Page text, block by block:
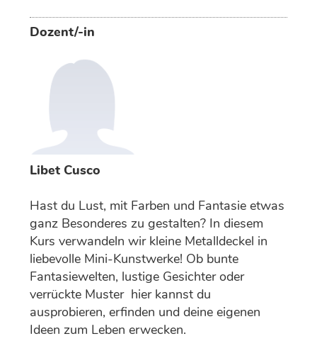
Dozent/-in
Libet Cusco
Hast du Lust, mit Farben und Fantasie etwas
ganz Besonderes zu gestalten? In diesem
Kurs verwandeln wir kleine Metalldeckel in
liebevolle Mini-Kunstwerke! Ob bunte
Fantasiewelten, lustige Gesichter oder
verrückte Muster ­ hier kannst du
ausprobieren, erfinden und deine eigenen
Ideen zum Leben erwecken.